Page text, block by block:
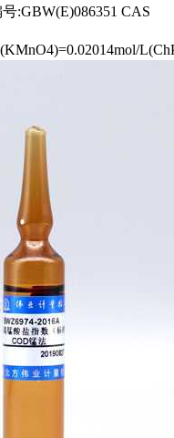
:GBW(E)086351 CAS